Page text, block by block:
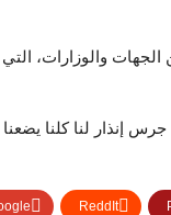
الجهات والوزارات،
إنذار لنا كلنا
ReddIt